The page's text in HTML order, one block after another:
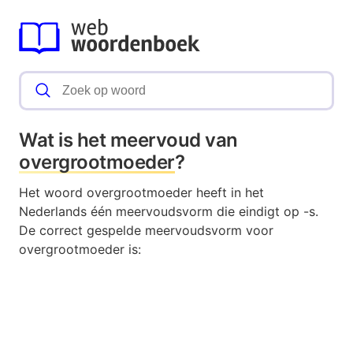
Wat is het meervoud van
overgrootmoeder?
Het woord overgrootmoeder heeft in het
Nederlands één meervoudsvorm die eindigt op -s.
De correct gespelde meervoudsvorm voor
overgrootmoeder is: